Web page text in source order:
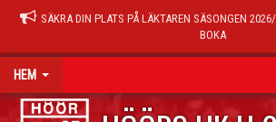
SÄKRA DIN PLATS PÅ LÄKTAREN SÄSONGEN
BOKA
HEM